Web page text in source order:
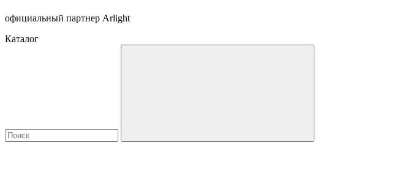
официальный партнер Arlight
Каталог